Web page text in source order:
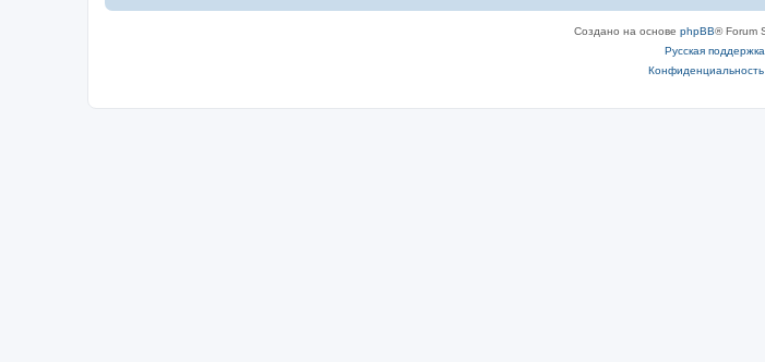
Создано на основе phpBB® Forum
Русская
Конфиденциальность